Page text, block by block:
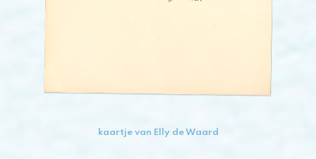
kaartje van Elly de Waard